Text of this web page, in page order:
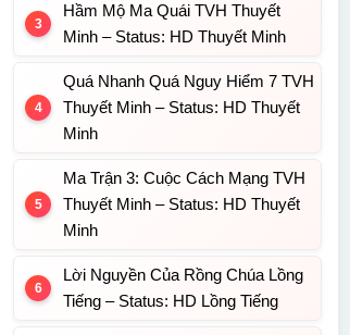
Hầm Mộ Ma Quái TVH Thuyết
Minh – Status: HD Thuyết Minh
Quá Nhanh Quá Nguy Hiểm 7 TVH
Thuyết Minh – Status: HD Thuyết
Minh
Ma Trận 3: Cuộc Cách Mạng TVH
Thuyết Minh – Status: HD Thuyết
Minh
Lời Nguyền Của Rồng Chúa Lồng
Tiếng – Status: HD Lồng Tiếng